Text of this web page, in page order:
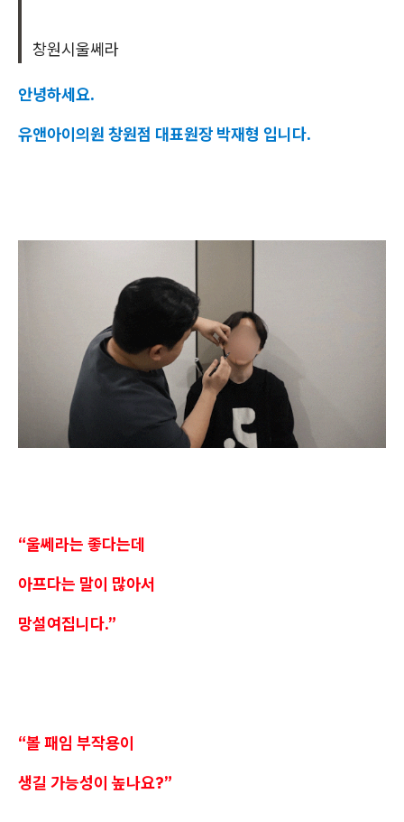
창원시울쎄라
안녕하세요.
유앤아이의원 창원점 대표원장 박재형 입니다.
“울쎄라는 좋다는데
아프다는 말이 많아서
망설여집니다.”
“볼 패임 부작용이
생길 가능성이 높나요?”